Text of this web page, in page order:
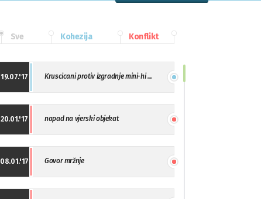
Sve Kohezija Konflikt
19.07.'17 Kruscicani protiv izgradnje mini-hi ...
20.01.'17 napad na vjerski objekat
08.01.'17 Govor mržnje